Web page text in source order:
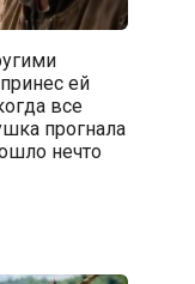
ей
все
прогнала
нечто